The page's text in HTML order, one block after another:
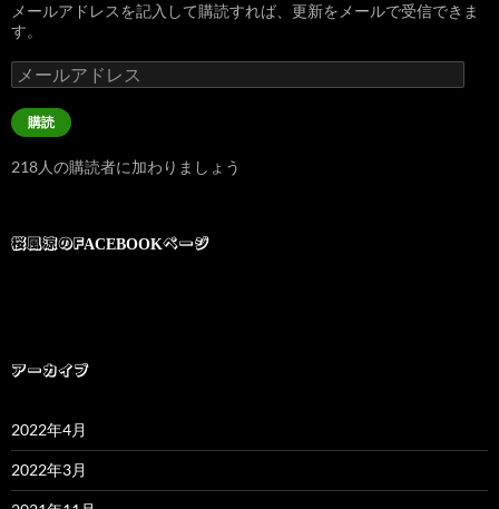
メールアドレスを記入して購読すれば、更新をメールで受信できま
す。
メ
ー
ル
ア
レ
購読
218人の購読者に加わりましょう
桜風涼のFACEBOOKページ
アーカイブ
2022年4月
2022年3月